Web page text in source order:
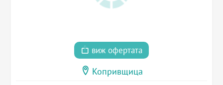
виж офертата
Копривщица